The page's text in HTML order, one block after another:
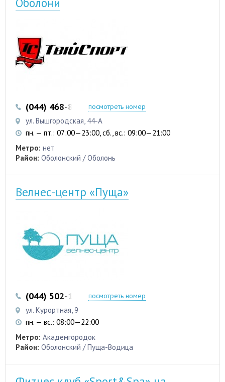
Оболони
(044) 468-83-33посмотреть номер
ул. Вышгородская, 44-А
пн. — пт.: 07:00—23:00, сб., вс.: 09:00—21:00
Метро: нет
Район: Оболонский / Оболонь
Велнес-центр «Пуща»
(044) 502-12-22 (044) 502-84-27
посмотреть номер
ул. Курортная, 9
пн. — вс.: 08:00—22:00
Метро: Академгородок
Район: Оболонский / Пуща-Водица